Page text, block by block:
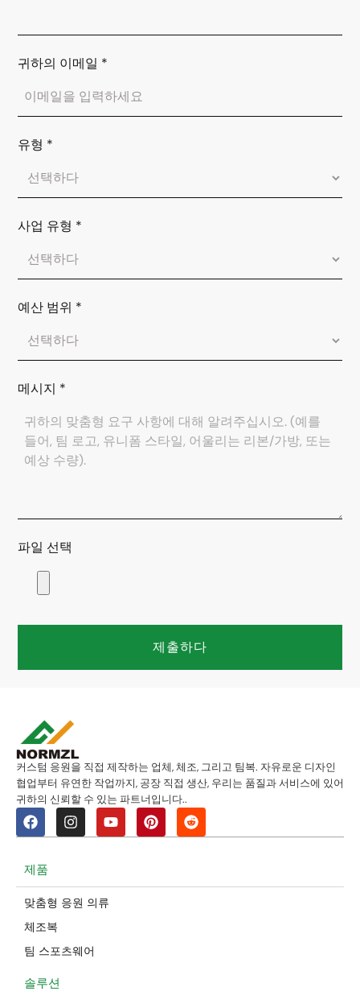
귀하의 이메일 *
유형 *
사업 유형 *
예산 범위 *
메시지 *
파일 선택
제출하다
커스텀 응원을 직접 제작하는 업체, 체조, 그리고 팀복. 자유로운 디자인
협업부터 유연한 작업까지, 공장 직접 생산, 우리는 품질과 서비스에 있어
귀하의 신뢰할 수 있는 파트너입니다..
제품
맞춤형 응원 의류
체조복
팀 스포츠웨어
솔루션